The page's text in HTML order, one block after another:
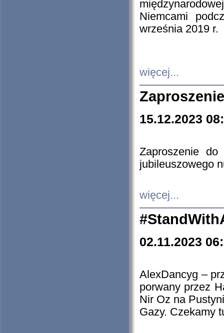
Niemcami
września 2019 r.
więcej...
15.12.2023
Zaproszenie do
jubileuszowego
więcej...
02.11.2023
AlexDancyg –
porwany przez
Nir Oz na
Gazy. Czekamy